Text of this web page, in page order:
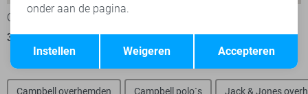
Campbell Overhemd
35,00 69,99
35,00 69,99
Campbell overhemden Campbell polo`s Jack & Jones
Terug Opslaan
onder aan de pagina.
Accepteren
Weigeren
Instellen